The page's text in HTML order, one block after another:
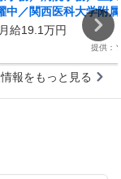
中／関西医科大学附
月給19.1万円
提供：
報をもっと見る